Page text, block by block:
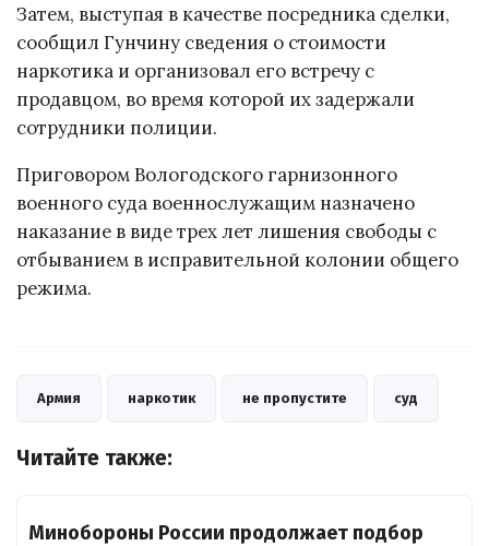
Затем, выступая в качестве посредника сделки,
сообщил Гунчину сведения о стоимости
наркотика и организовал его встречу с
продавцом, во время которой их задержали
сотрудники полиции.
Приговором Вологодского гарнизонного
военного суда военнослужащим назначено
наказание в виде трех лет лишения свободы с
отбыванием в исправительной колонии общего
режима.
Армия наркотик не пропустите суд
Читайте также:
Минобороны России продолжает подбор